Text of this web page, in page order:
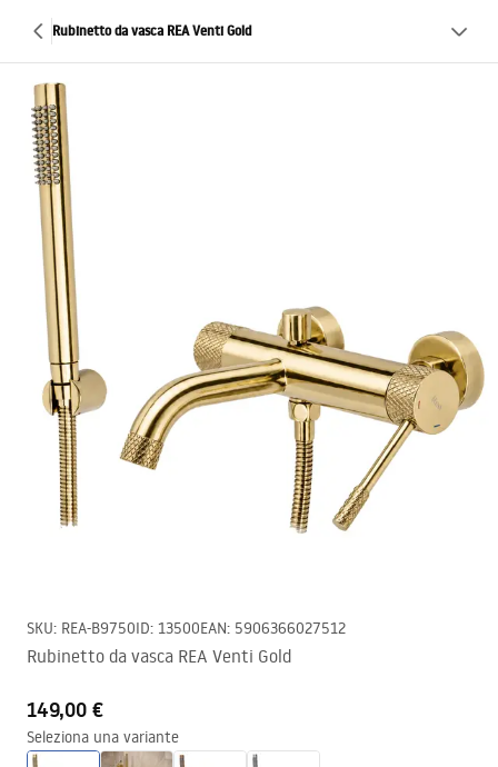
Rubinetto da vasca REA Venti Gold
SKU: REA-B9750ID: 13500EAN: 5906366027512
Rubinetto da vasca REA Venti Gold
149,00 €
Seleziona una variante